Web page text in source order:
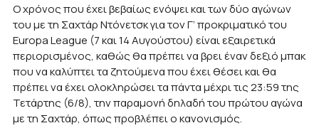
Ο χρόνος που έχει βεβαίως ενόψει και των δύο αγώνων
του με τη Σαχτάρ Ντόνετσκ για τον Γ’ προκριματικό του
Europa League (7 και 14 Αυγούστου) είναι εξαιρετικά
περιορισμένος, καθώς θα πρέπει να βρει έναν δεξιό μπακ
που να καλύπτει τα ζητούμενα που έχει θέσει και θα
πρέπει να έχει ολοκληρώσει τα πάντα μέχρι τις 23:59 της
Τετάρτης (6/8), την παραμονή δηλαδή του πρώτου αγώνα
με τη Σαχτάρ, όπως προβλέπει ο κανονισμός.